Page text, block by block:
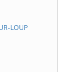
LOUP